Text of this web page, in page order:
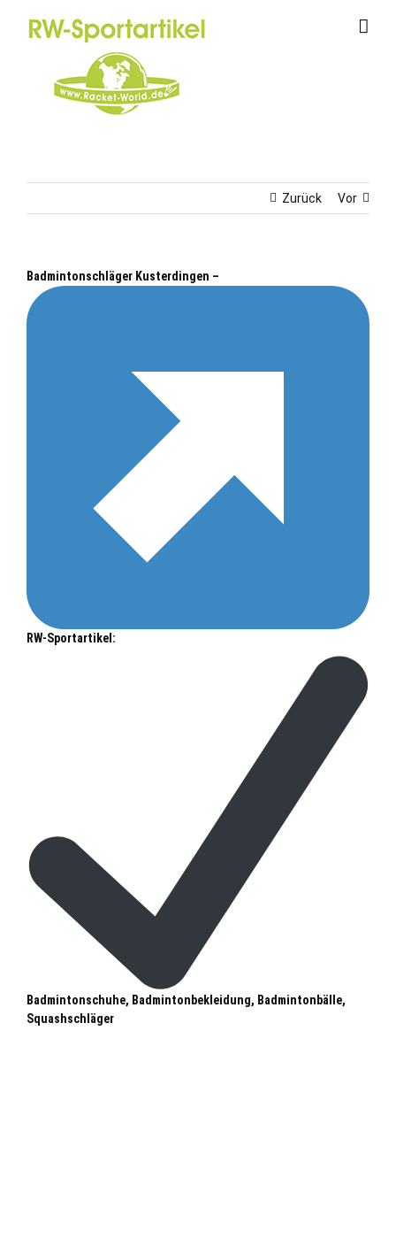
Zurück Vor
Badmintonschläger Kusterdingen –
RW-Sportartikel:
Badmintonschuhe, Badmintonbekleidung, Badmintonbälle,
Squashschläger